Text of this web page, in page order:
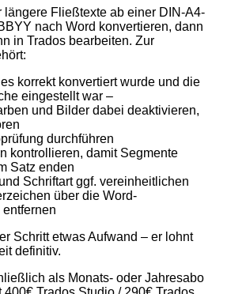
längere Fließtexte ab einer DIN-A4-
nach Word konvertieren, dann
in Trados bearbeiten. Zur
korrekt konvertiert wurde und die
eingestellt war –
und Bilder dabei deaktivieren,
durchführen
kontrollieren, damit Segmente
Satz enden
Schriftart ggf. vereinheitlichen
über die Word-
Schritt etwas Aufwand – er lohnt
definitiv.
als Monats- oder Jahresabo